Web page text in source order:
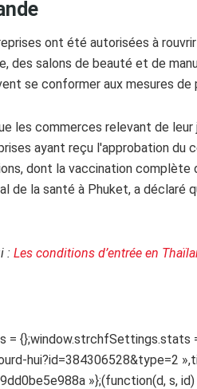
ont été autorisées à
des salons de beauté et de
se conformer aux mesures de
les commerces relevant de
ayant reçu l'approbation
dont la vaccination
de la santé à Phuket, a
: Les conditions d’entrée en
hui?id=384306528&type=2
»};(function(d, s,